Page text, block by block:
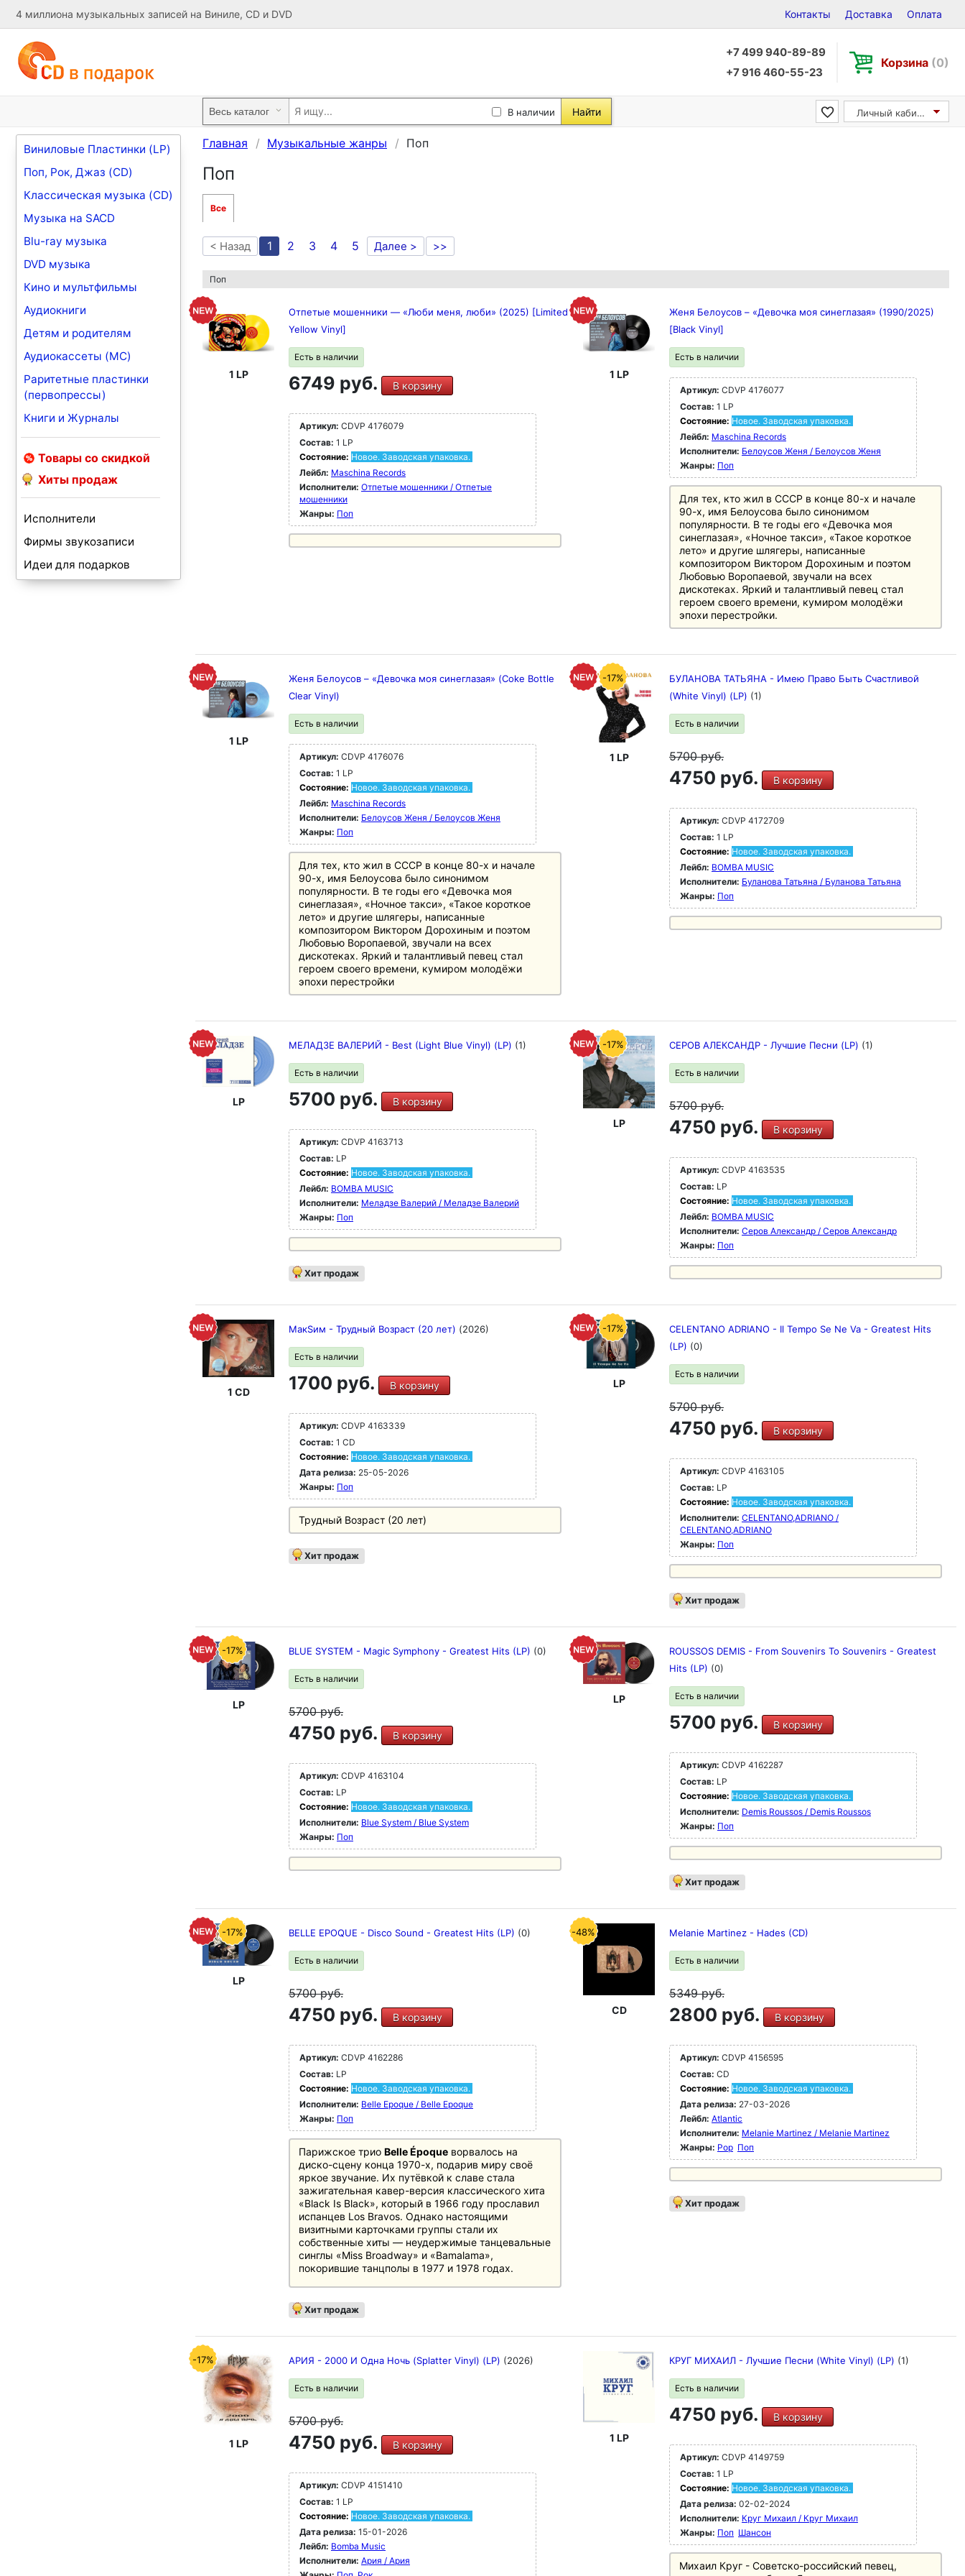
4 миллиона музыкальных записей на Виниле, CD и DVD Контакты Доставка Оплата
+7 499 940-89-89
+7 916 460-55-23
Корзина (0)
В наличии Найти Личный кабинет
Виниловые Пластинки (LP)
Поп, Рок, Джаз (CD)
Классическая музыка (CD)
Музыка на SACD
Blu-ray музыка
DVD музыка
Кино и мультфильмы
Аудиокниги
Детям и родителям
Аудиокассеты (MC)
Раритетные пластинки
(первопрессы)
Книги и Журналы
Товары со скидкой
Хиты продаж
Исполнители
Фирмы звукозаписи
Идеи для подарков
Главная Музыкальные жанры Поп
Поп
Все
< Назад 1 2 3 4 5 Далее > >>
Поп
1 LP
Отпетые мошенники — «Люби меня, люби» (2025) [Limited
Yellow Vinyl]
Есть в наличии
6749 руб. В корзину
Артикул: CDVP 4176079
Состав: 1 LP
Состояние: Новое. Заводская упаковка.
Лейбл: Maschina Records
Исполнители: Отпетые мошенники / Отпетые
мошенники
Жанры: Поп
1 LP
Женя Белоусов – «Девочка моя синеглазая» (1990/2025)
[Black Vinyl]
Есть в наличии
Артикул: CDVP 4176077
Состав: 1 LP
Состояние: Новое. Заводская упаковка.
Лейбл: Maschina Records
Исполнители: Белоусов Женя / Белоусов Женя
Жанры: Поп
Для тех, кто жил в СССР в конце 80-х и начале
90-х, имя Белоусова было синонимом
популярности. В те годы его «Девочка моя
синеглазая», «Ночное такси», «Такое короткое
лето» и другие шлягеры, написанные
композитором Виктором Дорохиным и поэтом
Любовью Воропаевой, звучали на всех
дискотеках. Яркий и талантливый певец стал
героем своего времени, кумиром молодёжи
эпохи перестройки.
1 LP
Женя Белоусов – «Девочка моя синеглазая» (Coke Bottle
Clear Vinyl)
Есть в наличии
Артикул: CDVP 4176076
Состав: 1 LP
Состояние: Новое. Заводская упаковка.
Лейбл: Maschina Records
Исполнители: Белоусов Женя / Белоусов Женя
Жанры: Поп
Для тех, кто жил в СССР в конце 80-х и начале
90-х, имя Белоусова было синонимом
популярности. В те годы его «Девочка моя
синеглазая», «Ночное такси», «Такое короткое
лето» и другие шлягеры, написанные
композитором Виктором Дорохиным и поэтом
Любовью Воропаевой, звучали на всех
дискотеках. Яркий и талантливый певец стал
героем своего времени, кумиром молодёжи
эпохи перестройки
-17%
1 LP
БУЛАНОВА ТАТЬЯНА - Имею Право Быть Счастливой
(White Vinyl) (LP) (1)
Есть в наличии
5700руб.
4750 руб. В корзину
Артикул: CDVP 4172709
Состав: 1 LP
Состояние: Новое. Заводская упаковка.
Лейбл: BOMBA MUSIC
Исполнители: Буланова Татьяна / Буланова Татьяна
Жанры: Поп
LP
МЕЛАДЗЕ ВАЛЕРИЙ - Best (Light Blue Vinyl) (LP) (1)
Есть в наличии
5700 руб. В корзину
Артикул: CDVP 4163713
Состав: LP
Состояние: Новое. Заводская упаковка.
Лейбл: BOMBA MUSIC
Исполнители: Меладзе Валерий / Меладзе Валерий
Жанры: Поп
Хит продаж
-17%
LP
СЕРОВ АЛЕКСАНДР - Лучшие Песни (LP) (1)
Есть в наличии
5700руб.
4750 руб. В корзину
Артикул: CDVP 4163535
Состав: LP
Состояние: Новое. Заводская упаковка.
Лейбл: BOMBA MUSIC
Исполнители: Серов Александр / Серов Александр
Жанры: Поп
1 CD
МакSим - Трудный Возраст (20 лет) (2026)
Есть в наличии
1700 руб. В корзину
Артикул: CDVP 4163339
Состав: 1 CD
Состояние: Новое. Заводская упаковка.
Дата релиза: 25-05-2026
Жанры: Поп
Трудный Возраст (20 лет)
Хит продаж
-17%
LP
CELENTANO ADRIANO - Il Tempo Se Ne Va - Greatest Hits
(LP) (0)
Есть в наличии
5700руб.
4750 руб. В корзину
Артикул: CDVP 4163105
Состав: LP
Состояние: Новое. Заводская упаковка.
Исполнители: CELENTANO,ADRIANO /
CELENTANO,ADRIANO
Жанры: Поп
Хит продаж
-17%
LP
BLUE SYSTEM - Magic Symphony - Greatest Hits (LP) (0)
Есть в наличии
5700руб.
4750 руб. В корзину
Артикул: CDVP 4163104
Состав: LP
Состояние: Новое. Заводская упаковка.
Исполнители: Blue System / Blue System
Жанры: Поп
LP
ROUSSOS DEMIS - From Souvenirs To Souvenirs - Greatest
Hits (LP) (0)
Есть в наличии
5700 руб. В корзину
Артикул: CDVP 4162287
Состав: LP
Состояние: Новое. Заводская упаковка.
Исполнители: Demis Roussos / Demis Roussos
Жанры: Поп
Хит продаж
-17%
LP
BELLE EPOQUE - Disco Sound - Greatest Hits (LP) (0)
Есть в наличии
5700руб.
4750 руб. В корзину
Артикул: CDVP 4162286
Состав: LP
Состояние: Новое. Заводская упаковка.
Исполнители: Belle Epoque / Belle Epoque
Жанры: Поп
Парижское трио Belle Époque ворвалось на
диско-сцену конца 1970-х, подарив миру своё
яркое звучание. Их путёвкой к славе стала
зажигательная кавер-версия классического хита
«Black Is Black», который в 1966 году прославил
испанцев Los Bravos. Однако настоящими
визитными карточками группы стали их
собственные хиты — неудержимые танцевальные
синглы «Miss Broadway» и «Bamalama»,
покорившие танцполы в 1977 и 1978 годах.
Хит продаж
-48%
CD
Melanie Martinez - Hades (CD)
Есть в наличии
5349руб.
2800 руб. В корзину
Артикул: CDVP 4156595
Состав: CD
Состояние: Новое. Заводская упаковка.
Дата релиза: 27-03-2026
Лейбл: Atlantic
Исполнители: Melanie Martinez / Melanie Martinez
Жанры: Pop Поп
Хит продаж
-17%
1 LP
АРИЯ - 2000 И Одна Ночь (Splatter Vinyl) (LP) (2026)
Есть в наличии
5700руб.
4750 руб. В корзину
Артикул: CDVP 4151410
Состав: 1 LP
Состояние: Новое. Заводская упаковка.
Дата релиза: 15-01-2026
Лейбл: Bomba Music
Исполнители: Ария / Ария
1 LP
КРУГ МИХАИЛ - Лучшие Песни (White Vinyl) (LP) (1)
Есть в наличии
4750 руб. В корзину
Артикул: CDVP 4149759
Состав: 1 LP
Состояние: Новое. Заводская упаковка.
Дата релиза: 02-02-2024
Исполнители: Круг Михаил / Круг Михаил
Жанры: Поп Шансон
Михаил Круг - Советско-российский певец,